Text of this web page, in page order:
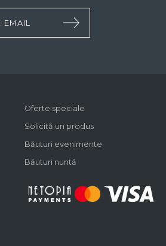
Oferte speciale
Solicită un produs
Băuturi evenimente
Băuturi nuntă